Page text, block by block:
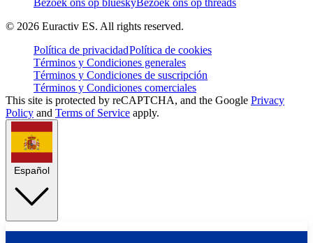
© 2026 Euractiv ES. All rights reserved.
Política de privacidadPolítica de cookies
Términos y Condiciones generales
Términos y Condiciones de suscripción
Términos y Condiciones comerciales
This site is protected by reCAPTCHA, and the Google Privacy
Policy and Terms of Service apply.
Español